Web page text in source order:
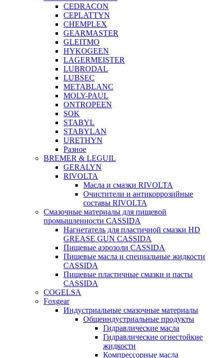
CEDRACON
CEPLATTYN
CHEMPLEX
GEARMASTER
GLEITMO
HYKOGEEN
LAGERMEISTER
LUBRODAL
LUBSEC
METABLANC
MOLY-PAUL
ONTROPEEN
SOK
STABYL
STABYLAN
URETHYN
Разное
BREMER & LEGUIL
GERALYN
RIVOLTA
Масла и смазки RIVOLTA
Очистители и антикоррозийные
составы RIVOLTA
Смазочные материалы для пищевой
промышленности CASSIDA
Нагнетатель для пластичной смазки HD
GREASE GUN CASSIDA
Пищевые аэрозоли CASSIDA
Пищевые масла и специальные жидкости
CASSIDA
Пищевые пластичные смазки и пасты
CASSIDA
COGELSA
Foxgear
Индустриальные смазочные материалы
Общеиндустриальные продукты
Гидравлические масла
Гидравлические огнестойкие
жидкости
Компрессорные масла